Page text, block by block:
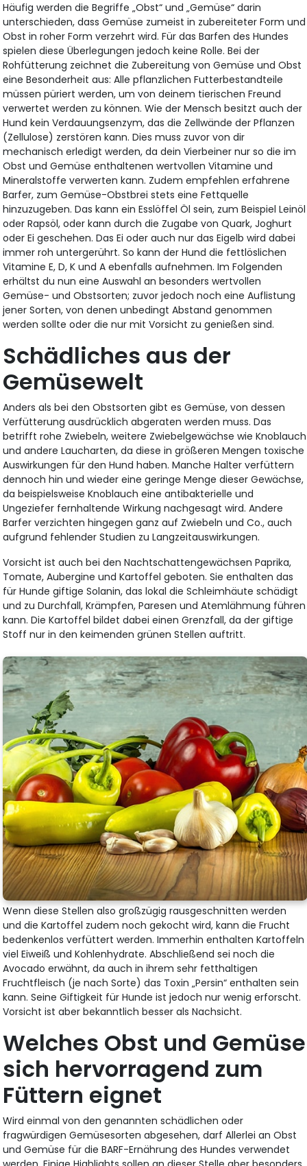
Häufig werden die Begriffe „Obst“ und „Gemüse“ darin
unterschieden, dass Gemüse zumeist in zubereiteter Form und
Obst in roher Form verzehrt wird. Für das Barfen des Hundes
spielen diese Überlegungen jedoch keine Rolle. Bei der
Rohfütterung zeichnet die Zubereitung von Gemüse und Obst
eine Besonderheit aus: Alle pflanzlichen Futterbestandteile
müssen püriert werden, um von deinem tierischen Freund
verwertet werden zu können. Wie der Mensch besitzt auch der
Hund kein Verdauungsenzym, das die Zellwände der Pflanzen
(Zellulose) zerstören kann. Dies muss zuvor von dir
mechanisch erledigt werden, da dein Vierbeiner nur so die im
Obst und Gemüse enthaltenen wertvollen Vitamine und
Mineralstoffe verwerten kann. Zudem empfehlen erfahrene
Barfer, zum Gemüse-Obstbrei stets eine Fettquelle
hinzuzugeben. Das kann ein Esslöffel Öl sein, zum Beispiel Leinöl
oder Rapsöl, oder kann durch die Zugabe von Quark, Joghurt
oder Ei geschehen. Das Ei oder auch nur das Eigelb wird dabei
immer roh untergerührt. So kann der Hund die fettlöslichen
Vitamine E, D, K und A ebenfalls aufnehmen. Im Folgenden
erhältst du nun eine Auswahl an besonders wertvollen
Gemüse- und Obstsorten; zuvor jedoch noch eine Auflistung
jener Sorten, von denen unbedingt Abstand genommen
werden sollte oder die nur mit Vorsicht zu genießen sind.
Schädliches aus der
Gemüsewelt
Anders als bei den Obstsorten gibt es Gemüse, von dessen
Verfütterung ausdrücklich abgeraten werden muss. Das
betrifft rohe Zwiebeln, weitere Zwiebelgewächse wie Knoblauch
und andere Laucharten, da diese in größeren Mengen toxische
Auswirkungen für den Hund haben. Manche Halter verfüttern
dennoch hin und wieder eine geringe Menge dieser Gewächse,
da beispielsweise Knoblauch eine antibakterielle und
Ungeziefer fernhaltende Wirkung nachgesagt wird. Andere
Barfer verzichten hingegen ganz auf Zwiebeln und Co., auch
aufgrund fehlender Studien zu Langzeitauswirkungen.
Vorsicht ist auch bei den Nachtschattengewächsen Paprika,
Tomate, Aubergine und Kartoffel geboten. Sie enthalten das
für Hunde giftige Solanin, das lokal die Schleimhäute schädigt
und zu Durchfall, Krämpfen, Paresen und Atemlähmung führen
kann. Die Kartoffel bildet dabei einen Grenzfall, da der giftige
Stoff nur in den keimenden grünen Stellen auftritt.
Wenn diese Stellen also großzügig rausgeschnitten werden
und die Kartoffel zudem noch gekocht wird, kann die Frucht
bedenkenlos verfüttert werden. Immerhin enthalten Kartoffeln
viel Eiweiß und Kohlenhydrate. Abschließend sei noch die
Avocado erwähnt, da auch in ihrem sehr fetthaltigen
Fruchtfleisch (je nach Sorte) das Toxin „Persin“ enthalten sein
kann. Seine Giftigkeit für Hunde ist jedoch nur wenig erforscht.
Vorsicht ist aber bekanntlich besser als Nachsicht.
Welches Obst und Gemüse
sich hervorragend zum
Füttern eignet
Wird einmal von den genannten schädlichen oder
fragwürdigen Gemüsesorten abgesehen, darf Allerlei an Obst
und Gemüse für die BARF-Ernährung des Hundes verwendet